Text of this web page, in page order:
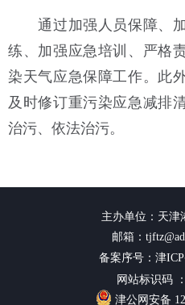
通过加强人员保障、加
练、加强应急培训、严格
染天气应急保障工作。此
及时修订重污染应急减排
治污、依法治污。
主办单位：天津
邮箱：
备案序号：津ICP
网站标识码
津公网安备